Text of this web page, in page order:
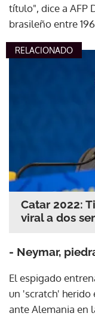
título", dice a AFP
brasileño entre
RELACIONADO
Catar 2022:
viral a dos
- Neymar,
El espigado
un 'scratch' herido
ante Alemania en